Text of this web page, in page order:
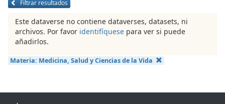
Filtrar resultados
Este dataverse no contiene dataverses, datasets, ni
archivos. Por favor identifíquese para ver si puede
añadirlos.
Materia: Medicina, Salud y Ciencias de la Vida